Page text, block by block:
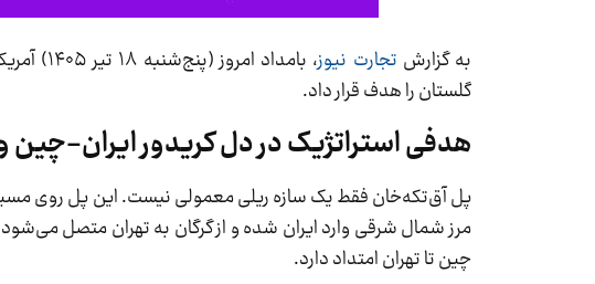
به گزارش تجارت نیوز
،
گلستان را هدف قرار داد.
هدفی استراتژیک در دل کریدور ایران-چین
پل آق‌تکه‌خان فقط یک سازه ریلی معمولی نیست. این پل روی مسیر
چین تا تهران امتداد دارد.